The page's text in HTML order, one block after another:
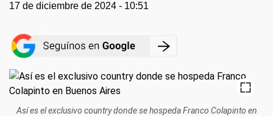
17 de diciembre de 2024 - 10:51
Así es el exclusivo country donde se hospeda Franco Colapinto en